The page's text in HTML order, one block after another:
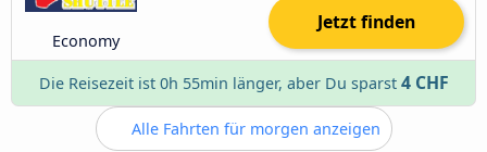
Economy
Jetzt finden
Die Reisezeit ist 0h 55min länger, aber Du sparst 4 CHF
Alle Fahrten für morgen anzeigen